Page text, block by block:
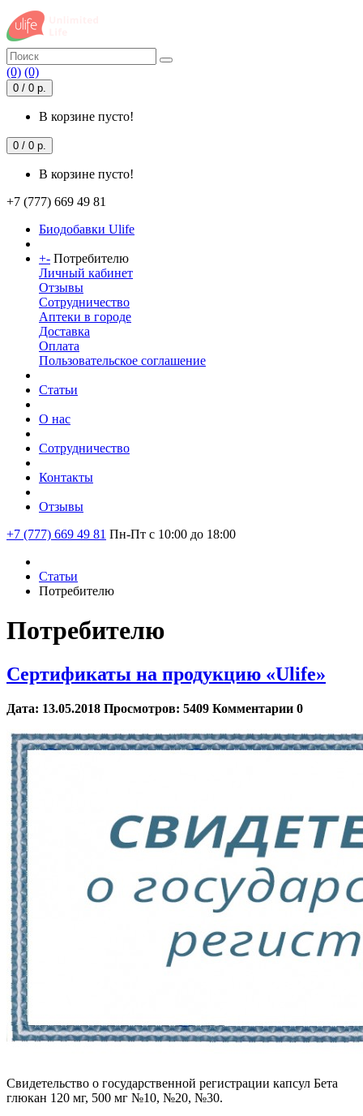
(0) (0)
0 / 0 р.
В корзине пусто!
0 / 0 р.
В корзине пусто!
+7 (777) 669 49 81
Биодобавки Ulife
+- Потребителю
Личный кабинет
Отзывы
Сотрудничество
Аптеки в городе
Доставка
Оплата
Пользовательское соглашение
Статьи
О нас
Сотрудничество
Контакты
Отзывы
+7 (777) 669 49 81 Пн-Пт с 10:00 до 18:00
Статьи
Потребителю
Потребителю
Сертификаты на продукцию «Ulife»
Дата: 13.05.2018 Просмотров: 5409 Комментарии 0
Свидетельство о государственной регистрации капсул Бета
глюкан 120 мг, 500 мг №10, №20, №30.